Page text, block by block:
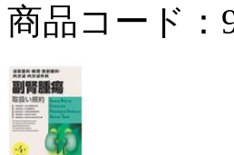
商品コード：